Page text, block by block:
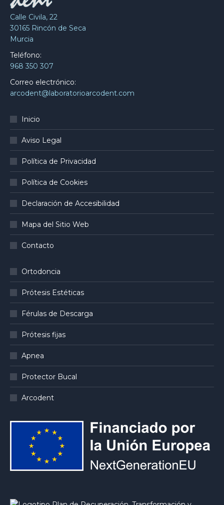
Calle Civila, 22
30165 Rincón de Seca
Murcia
Teléfono:
968 350 307
Correo electrónico:
arcodent@laboratorioarcodent.com
Inicio
Aviso Legal
Política de Privacidad
Política de Cookies
Declaración de Accesibilidad
Mapa del Sitio Web
Contacto
Ortodoncia
Prótesis Estéticas
Férulas de Descarga
Prótesis fijas
Apnea
Protector Bucal
Arcodent